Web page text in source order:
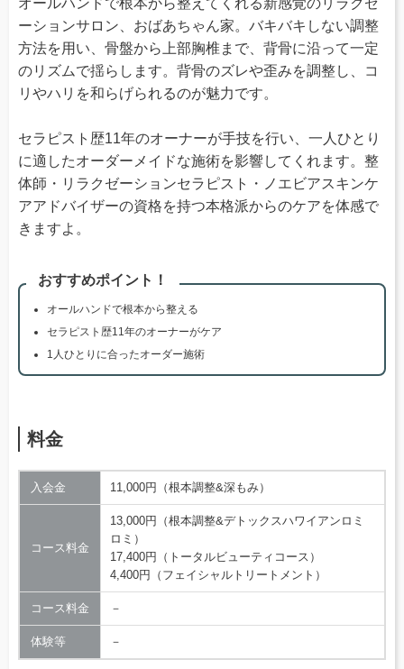
ーションサロン、おばあちゃん家。バキバキしない調整
方法を用い、骨盤から上部胸椎まで、背骨に沿って一定
のリズムで揺らします。背骨のズレや歪みを調整し、コ
リやハリを和らげられるのが魅力です。
セラピスト歴11年のオーナーが手技を行い、一人ひとり
に適したオーダーメイドな施術を影響してくれます。整
体師・リラクゼーションセラピスト・ノエビアスキンケ
アアドバイザーの資格を持つ本格派からのケアを体感で
きますよ。
おすすめポイント！
オールハンドで根本から整える
セラピスト歴11年のオーナーがケア
1人ひとりに合ったオーダー施術
料金
入会金 11,000円（根本調整&深もみ）
コース料金
13,000円（根本調整&デトックスハワイアンロミ
ロミ）
17,400円（トータルビューティコース）
4,400円（フェイシャルトリートメント）
コース料金 －
体験等 －